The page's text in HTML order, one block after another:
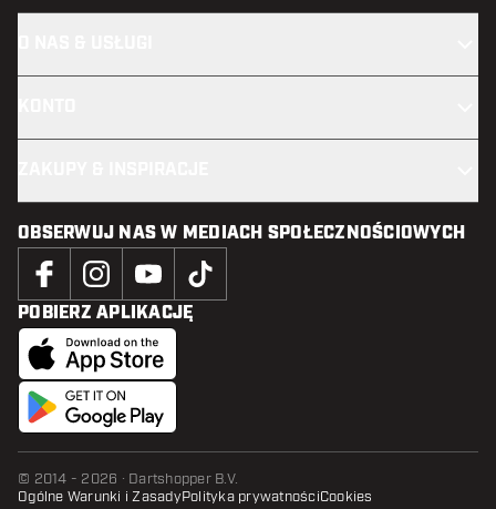
OBSERWUJ NAS W MEDIACH SPOŁECZNOŚCIOWYCH
POBIERZ APLIKACJĘ
© 2014 - 2026 · Dartshopper B.V.
Ogólne Warunki i ZasadyPolityka prywatnościCookies